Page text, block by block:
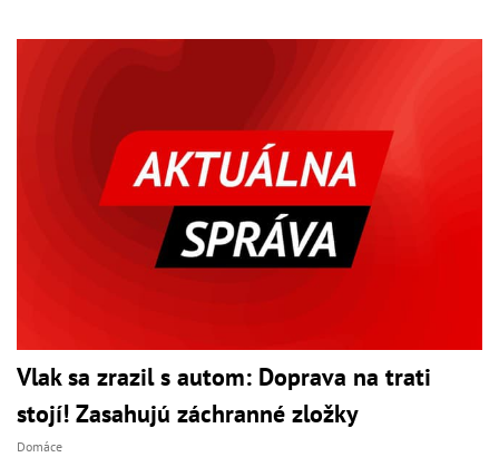
Vlak sa zrazil s autom: Doprava na trati
stojí! Zasahujú záchranné zložky
Domáce